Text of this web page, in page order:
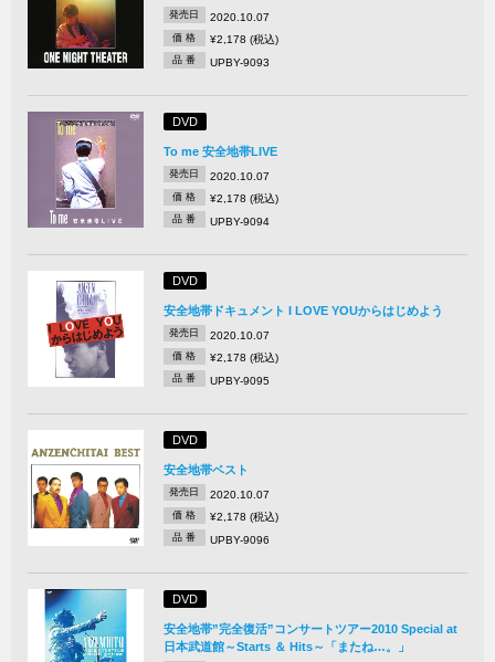
発売日 2020.10.07
価 格 ¥2,178 (税込)
品 番 UPBY-9093
DVD
To me 安全地帯LIVE
発売日 2020.10.07
価 格 ¥2,178 (税込)
品 番 UPBY-9094
DVD
安全地帯ドキュメント I LOVE YOUからはじめよう
発売日 2020.10.07
価 格 ¥2,178 (税込)
品 番 UPBY-9095
DVD
安全地帯ベスト
発売日 2020.10.07
価 格 ¥2,178 (税込)
品 番 UPBY-9096
DVD
安全地帯”完全復活”コンサートツアー2010 Special at
日本武道館～Starts ＆ Hits～「またね…。」